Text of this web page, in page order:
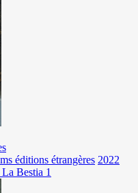
éditions étrangères 2022
Bestia 1